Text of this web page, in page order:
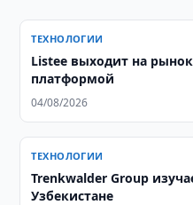
ТЕХНОЛОГИИ
Listee выходит на рынок
платформой
04/08/2026
ТЕХНОЛОГИИ
Trenkwalder Group
Узбекистане